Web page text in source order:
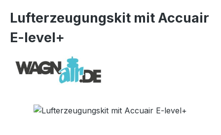
Lufterzeugungskit mit Accuair
E-level+
Bildergalerie überspringen